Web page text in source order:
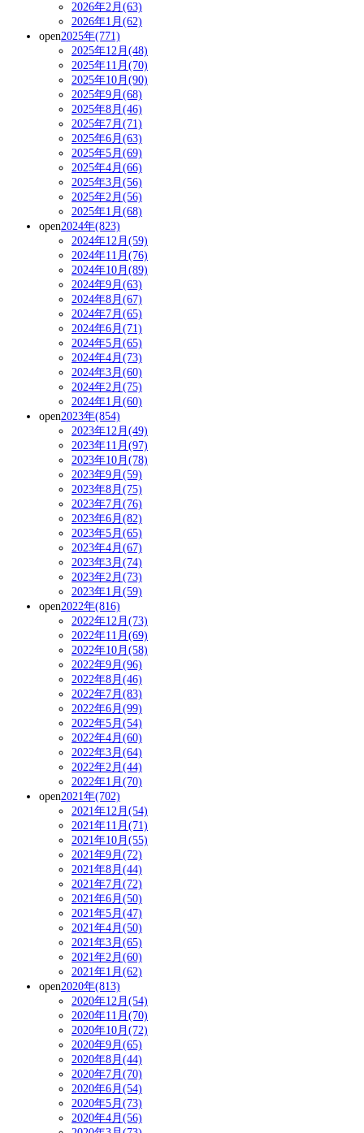
2026年2月(63)
2026年1月(62)
open2025年(771)
2025年12月(48)
2025年11月(70)
2025年10月(90)
2025年9月(68)
2025年8月(46)
2025年7月(71)
2025年6月(63)
2025年5月(69)
2025年4月(66)
2025年3月(56)
2025年2月(56)
2025年1月(68)
open2024年(823)
2024年12月(59)
2024年11月(76)
2024年10月(89)
2024年9月(63)
2024年8月(67)
2024年7月(65)
2024年6月(71)
2024年5月(65)
2024年4月(73)
2024年3月(60)
2024年2月(75)
2024年1月(60)
open2023年(854)
2023年12月(49)
2023年11月(97)
2023年10月(78)
2023年9月(59)
2023年8月(75)
2023年7月(76)
2023年6月(82)
2023年5月(65)
2023年4月(67)
2023年3月(74)
2023年2月(73)
2023年1月(59)
open2022年(816)
2022年12月(73)
2022年11月(69)
2022年10月(58)
2022年9月(96)
2022年8月(46)
2022年7月(83)
2022年6月(99)
2022年5月(54)
2022年4月(60)
2022年3月(64)
2022年2月(44)
2022年1月(70)
open2021年(702)
2021年12月(54)
2021年11月(71)
2021年10月(55)
2021年9月(72)
2021年8月(44)
2021年7月(72)
2021年6月(50)
2021年5月(47)
2021年4月(50)
2021年3月(65)
2021年2月(60)
2021年1月(62)
open2020年(813)
2020年12月(54)
2020年11月(70)
2020年10月(72)
2020年9月(65)
2020年8月(44)
2020年7月(70)
2020年6月(54)
2020年5月(73)
2020年4月(56)